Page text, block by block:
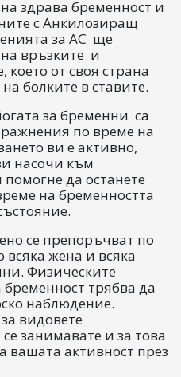
здрава бременност и
с Анкилозиращ
за АС ще
на връзките и
от своя страна
болките в ставите.
за бременни са
по време на
ви е активно,
насочи към
да останете
на бременността
се препоръчват по
жена и всяка
Физическите
трябва да
наблюдение.
видовете
занимавате и за това
вашата активност през